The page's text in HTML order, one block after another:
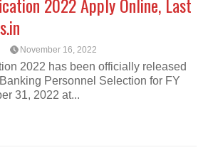
November 16, 2022
2022 has been officially released
Personnel Selection for FY
31, 2022 at...